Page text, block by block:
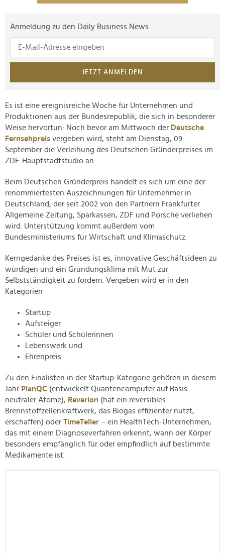
Anmeldung zu den Daily Business News
JETZT ANMELDEN
Es ist eine ereignisreiche Woche für Unternehmen und
Produktionen aus der Bundesrepublik, die sich in besonderer
Weise hervortun: Noch bevor am Mittwoch der Deutsche
Fernsehpreis vergeben wird, steht am Dienstag, 09.
September die Verleihung des Deutschen Gründerpreises im
ZDF-Hauptstadtstudio an.
Beim Deutschen Gründerpreis handelt es sich um eine der
renommiertesten Auszeichnungen für Unternehmer in
Deutschland, der seit 2002 von den Partnern Frankfurter
Allgemeine Zeitung, Sparkassen, ZDF und Porsche verliehen
wird. Unterstützung kommt außerdem vom
Bundesministeriums für Wirtschaft und Klimaschutz.
Kerngedanke des Preises ist es, innovative Geschäftsideen zu
würdigen und ein Gründungsklima mit Mut zur
Selbstständigkeit zu fördern. Vergeben wird er in den
Kategorien
Startup
Aufsteiger
Schüler und Schülerinnen
Lebenswerk und
Ehrenpreis
Zu den Finalisten in der Startup-Kategorie gehören in diesem
Jahr PlanQC (entwickelt Quantencomputer auf Basis
neutraler Atome), Reverion (hat ein reversibles
Brennstoffzellenkraftwerk, das Biogas effizienter nutzt,
erschaffen) oder TimeTeller – ein HealthTech-Unternehmen,
das mit einem Diagnoseverfahren erkennt, wann der Körper
besonders empfänglich für oder empfindlich auf bestimmte
Medikamente ist.